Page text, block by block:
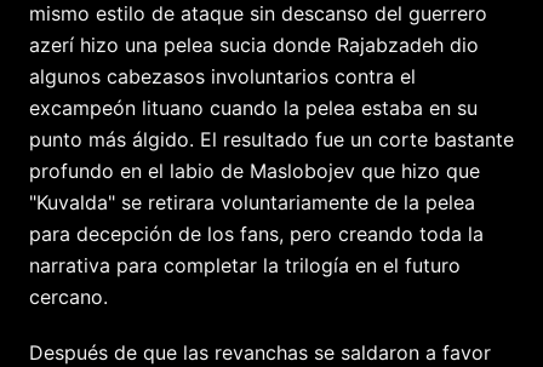
mismo estilo de ataque sin descanso del guerrero
azerí hizo una pelea sucia donde Rajabzadeh dio
algunos cabezasos involuntarios contra el
excampeón lituano cuando la pelea estaba en su
punto más álgido. El resultado fue un corte bastante
profundo en el labio de Maslobojev que hizo que
"Kuvalda" se retirara voluntariamente de la pelea
para decepción de los fans, pero creando toda la
narrativa para completar la trilogía en el futuro
cercano.
Después de que las revanchas se saldaron a favor